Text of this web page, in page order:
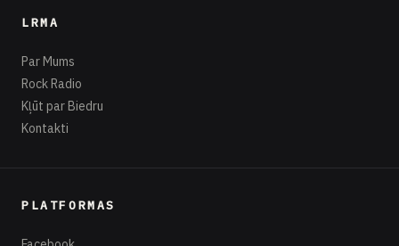
LRMA
Par Mums
Rock Radio
Kļūt par Biedru
Kontakti
PLATFORMAS